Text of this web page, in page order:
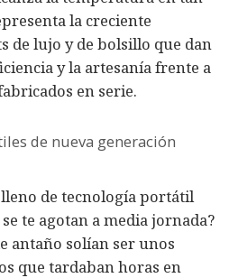
la creciente
de lujo y de bolsillo que dan
y la artesanía frente a
en serie.
de nueva generación
de tecnología portátil
te agotan a media jornada?
antaño solían ser unos
que tardaban horas en